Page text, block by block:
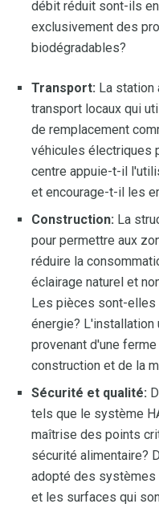
débit réduit sont-ils
exclusivement des
biodégradables?
Transport: La
transport locaux qui
de remplacement
véhicules électriques
centre appuie-t-il
et encourage-t-il les
Construction: La
pour permettre aux
réduire la
éclairage naturel et
Les pièces sont-elles
énergie?
provenant d'une
construction et de la
Sécurité et qualité:
tels que le système
maîtrise des points
sécurité alimentaire?
adopté des
et les surfaces qui